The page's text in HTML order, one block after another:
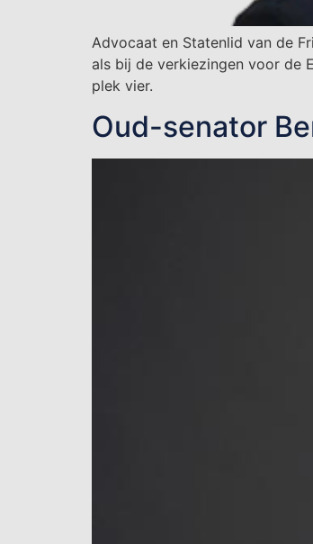
Advocaat en Statenlid van de
als bij de verkiezingen voor de
plek vier.
Oud-senator